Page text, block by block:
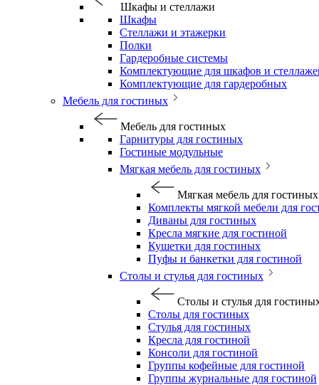
Шкафы и стеллажи
Шкафы
Стеллажи и этажерки
Полки
Гардеробные системы
Комплектующие для шкафов и
Комплектующие для гардеробных
Мебель для гостиных
Мебель для гостиных
Гарнитуры для гостиных
Гостиные модульные
Мягкая мебель для гостиных
Мягкая мебель для гостиных
Комплекты мягкой мебели для
Диваны для гостиных
Кресла мягкие для гостиной
Кушетки для гостиных
Пуфы и банкетки для гостиной
Столы и стулья для гостиных
Столы и стулья для
Столы для гостиных
Стулья для гостиных
Кресла для гостиной
Консоли для гостиной
Группы кофейные для гостиной
Группы журнальные для гостиной